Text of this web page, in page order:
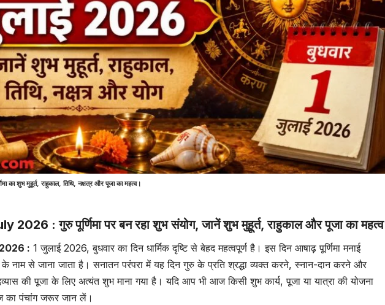
का शुभ मुहूर्त, राहुकाल, तिथि, नक्षत्र और पूजा का महत्व।
2026 : गुरु पूर्णिमा पर बन रहा शुभ संयोग, जानें शुभ मुहूर्त, राहुकाल और पूजा का महत्व
: 1 जुलाई 2026, बुधवार का दिन धार्मिक दृष्टि से बेहद महत्वपूर्ण है। इस दिन आषाढ़ पूर्णिमा मनाई
के नाम से जाना जाता है। सनातन परंपरा में यह दिन गुरु के प्रति श्रद्धा व्यक्त करने, स्नान-दान करने और
की पूजा के लिए अत्यंत शुभ माना गया है। यदि आप भी आज किसी शुभ कार्य, पूजा या यात्रा की योजना
का पंचांग जरूर जान लें।